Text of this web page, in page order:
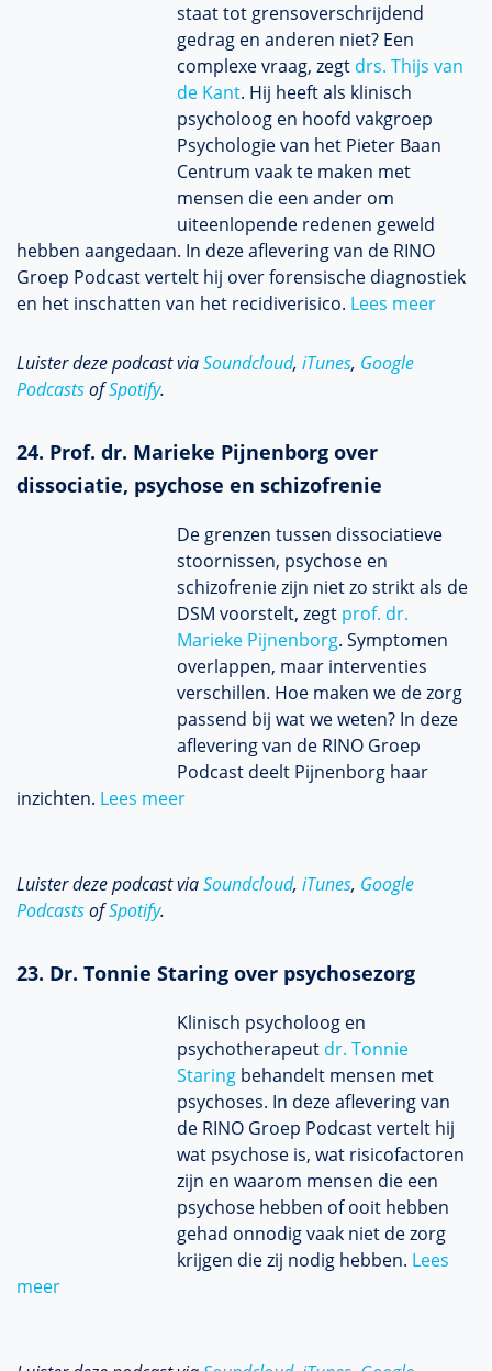
staat tot grensoverschrijdend
gedrag en anderen niet? Een
complexe vraag, zegt drs. Thijs van
de Kant. Hij heeft als klinisch
psycholoog en hoofd vakgroep
Psychologie van het Pieter Baan
Centrum vaak te maken met
mensen die een ander om
uiteenlopende redenen geweld
hebben aangedaan. In deze aflevering van de RINO
Groep Podcast vertelt hij over forensische diagnostiek
en het inschatten van het recidiverisico. Lees meer
Luister deze podcast viaSoundcloud, iTunes, Google
PodcastsofSpotify.
24. Prof. dr. Marieke Pijnenborg over
dissociatie, psychose en schizofrenie
De grenzen tussen dissociatieve
stoornissen, psychose en
schizofrenie zijn niet zo strikt als de
DSM voorstelt, zegt prof. dr.
Marieke Pijnenborg. Symptomen
overlappen, maar interventies
verschillen. Hoe maken we de zorg
passend bij wat we weten? In deze
aflevering van de RINO Groep
Podcast deelt Pijnenborg haar
inzichten. Lees meer
Luister deze podcast viaSoundcloud, iTunes, Google
PodcastsofSpotify.
23. Dr. Tonnie Staring over psychosezorg
Klinisch psycholoog en
psychotherapeut dr. Tonnie
Staring behandelt mensen met
psychoses. In deze aflevering van
de RINO Groep Podcast vertelt hij
wat psychose is, wat risicofactoren
zijn en waarom mensen die een
psychose hebben of ooit hebben
gehad onnodig vaak niet de zorg
krijgen die zij nodig hebben. Lees
meer